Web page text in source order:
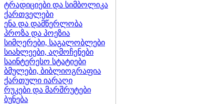
ტრადიციები და სიმბოლიკა
ქართველები
ენა და დამწერლობა
პროზა და პოეზია
სიმღერები, საგალობლები
სიახლეები, აღმოჩენები
საინტერესო სტატიები
ბმულები, ბიბლიოგრაფია
ქართული იარაღი
რუკები და მარშრუტები
ბუნება